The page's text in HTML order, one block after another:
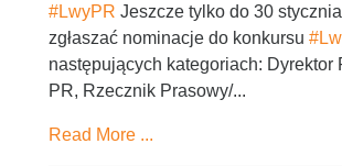
#LwyPR Jeszcze tylko do 30
zgłaszać nominacje do konkursu
następujących kategoriach: Dyrektor
PR, Rzecznik Prasowy/...
Read More ...